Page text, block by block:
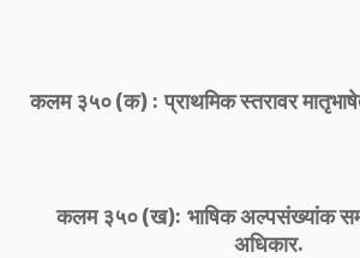
कलम ३५० (क) : प्राथमिक स्तरावर
कलम ३५० (ख): भाषिक अल्पसंख्यांक
अधिकार.